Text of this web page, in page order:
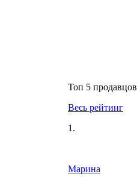
Топ 5 продавцов
Весь рейтинг
1.
Марина